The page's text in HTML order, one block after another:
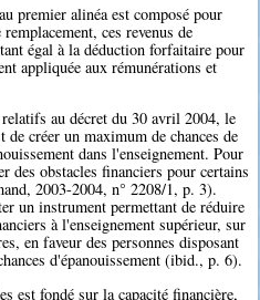
premier alinéa est composé pour
ces revenus de
égal à la déduction forfaitaire pour
appliquée aux rémunérations et
au décret du 30 avril 2004, le
créer un maximum de chances de
dans l'enseignement. Pour
des obstacles financiers pour certains
2003-2004, n° 2208/1, p. 3).
un instrument permettant de réduire
à l'enseignement supérieur, sur
en faveur des personnes disposant
d'épanouissement (ibid., p. 6).
est fondé sur la capacité financière,